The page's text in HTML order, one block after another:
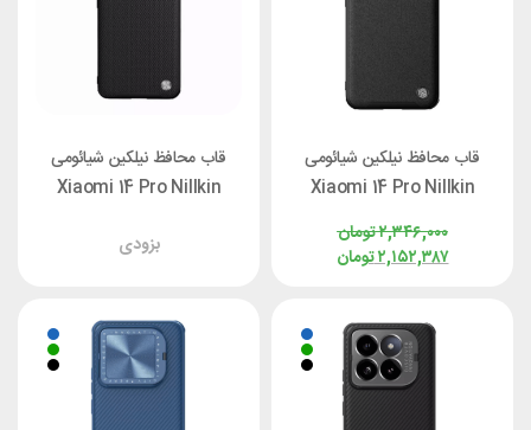
قاب محافظ نیلکین شیائومی
Xiaomi 14 Pro Nillkin
CamShield Prop Leather
تومان۲,۳۴۶,۰۰۰
تومان۲,۱۵۲,۳۸۷
قاب محافظ نیلکین شیائومی
Xiaomi 14 Pro Nillkin
برش لنز دوربین
بزودی